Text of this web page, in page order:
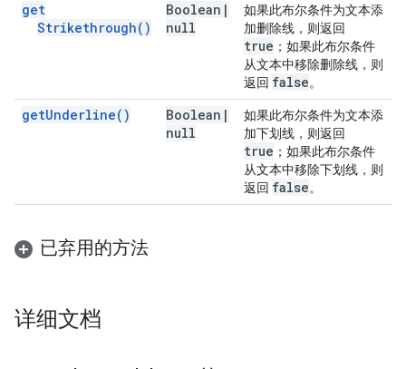
get
Strikethrough( )
Boolean |
null
如果此布尔条件为文本添
加删除线，则返回
true ；如果此布尔条件
从文本中移除删除线，则
返回 false。
getUnderline( ) Boolean |
null
如果此布尔条件为文本添
加下划线，则返回
true ；如果此布尔条件
从文本中移除下划线，则
返回 false。
已弃用的方法
详细文档